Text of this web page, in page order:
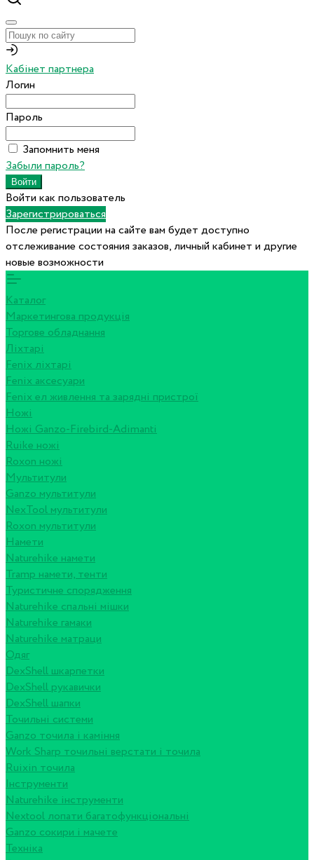
Кабінет партнера
Логин
Пароль
Запомнить меня
Забыли пароль?
Войти как пользователь
Зарегистрироваться
После регистрации на сайте вам будет доступно
отслеживание состояния заказов, личный кабинет и другие
новые возможности
Каталог
Маркетингова продукція
Торгове обладнання
Ліхтарі
Fenix ліхтарі
Fenix аксесуари
Fenix ел живлення та зарядні пристрої
Ножі
Ножі Ganzo-Firebird-Adimanti
Ruike ножі
Roxon ножi
Мультитули
Ganzo мультитули
NexTool мультитули
Roxon мультитули
Намети
Naturehike намети
Tramp намети, тенти
Туристичне спорядження
Naturehike спальні мішки
Naturehike гамаки
Naturehike матраци
Одяг
DexShell шкарпетки
DexShell рукавички
DexShell шапки
Точильні системи
Ganzo точила і каміння
Work Sharp точильні верстати і точила
Ruixin точила
Інструменти
Naturehike інструменти
Nextool лопати багатофункціональні
Ganzo сокири і мачете
Техніка